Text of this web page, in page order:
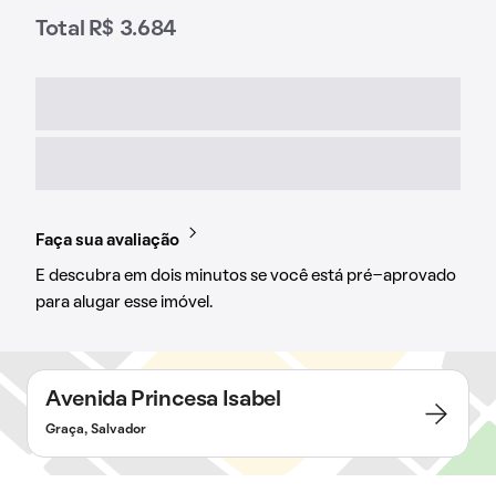
Total R$ 3.684
Faça sua avaliação
E descubra em dois minutos se você está pré-aprovado
para alugar esse imóvel.
Avenida Princesa Isabel
Graça, Salvador